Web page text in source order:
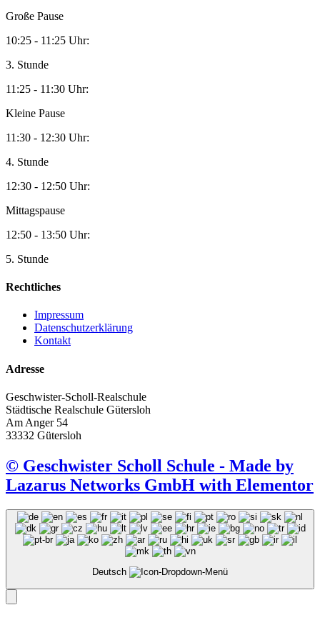
Große Pause
10:25 - 11:25 Uhr:
3. Stunde
11:25 - 11:30 Uhr:
Kleine Pause
11:30 - 12:30 Uhr:
4. Stunde
12:30 - 12:50 Uhr:
Mittagspause
12:50 - 13:50 Uhr:
5. Stunde
Rechtliches
Impressum
Datenschutzerklärung
Kontakt
Adresse
Geschwister-Scholl-Realschule
Städtische Realschule Gütersloh
Am Anger 54
33332 Gütersloh
© Geschwister Scholl Schule - Made by
Lazarus Networks GmbH with Elementor
Deutsch